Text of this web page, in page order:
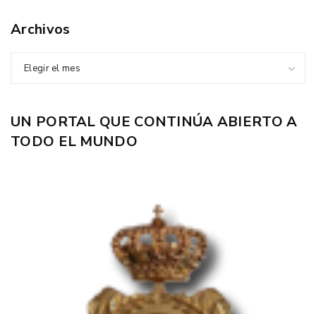
Archivos
Elegir el mes
UN PORTAL QUE CONTINÚA ABIERTO A
TODO EL MUNDO